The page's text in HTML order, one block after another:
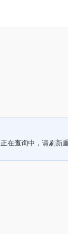
正在查询中，请刷新